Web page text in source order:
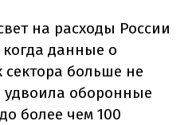
на расходы России
данные о
больше не
удвоила оборонные
более чем 100